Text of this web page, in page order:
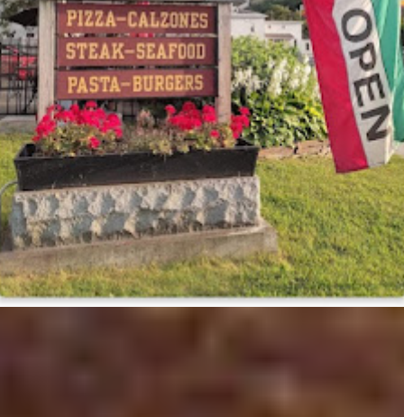
Lorem ipsum dolor sit amet, consectetur adipiscing elit. Sed malesuada faucibus ex
nec ultricies. Donec mattis egestas nisi non pretium. Suspendisse nec eros ut erat
facilisis maximus. In congue et leo in varius. Vestibulum sit amet felis ornare,
commodo orci ut, feugiat lorem.Lorem ipsum dolor sit amet, consectetur
adipiscing elit. Sed malesuada faucibus ex nec ultricies. Donec mattis egestas nisi
non pretium. Suspendisse nec eros ut erat facilisis maximus.